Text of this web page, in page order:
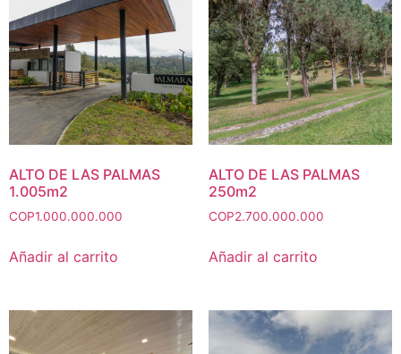
ALTO DE LAS PALMAS
1.005m2
COP1.000.000.000
Añadir al carrito
ALTO DE LAS PALMAS
250m2
COP2.700.000.000
Añadir al carrito